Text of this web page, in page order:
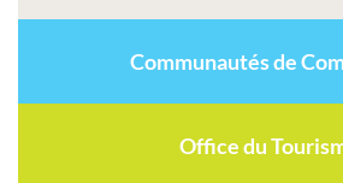
Communautés de
Office du